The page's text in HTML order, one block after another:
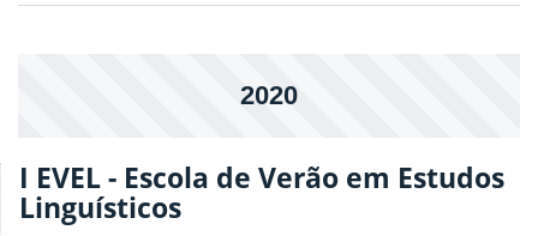
2020
I EVEL - Escola de Verão em Estudos
Linguísticos